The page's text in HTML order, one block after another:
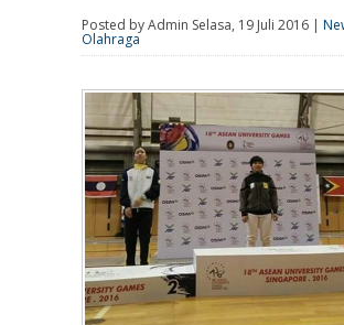
Posted by Admin Selasa, 19 Juli 2016 |
Olahraga